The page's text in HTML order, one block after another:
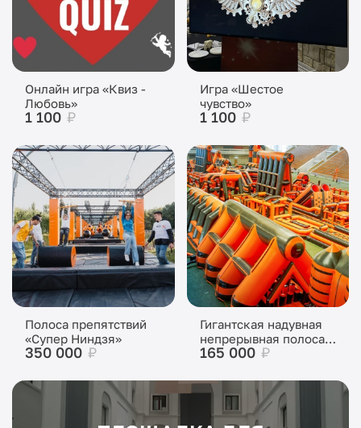
Онлайн игра «Квиз -
Любовь»
1 100 ₽
Игра «Шестое
чувство»
1 100 ₽
Полоса препятствий
«Супер Ниндзя»
350 000 ₽
Гигантская надувная
непрерывная полоса
препятствий
165 000 ₽